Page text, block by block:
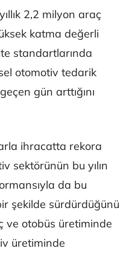
2,2 milyon araç
katma değerli
standartlarında
otomotiv tedarik
gün arttığını
ihracatta rekora
sektörünün bu yılın
da bu
şekilde sürdürdüğünü
ve otobüs üretiminde
üretiminde